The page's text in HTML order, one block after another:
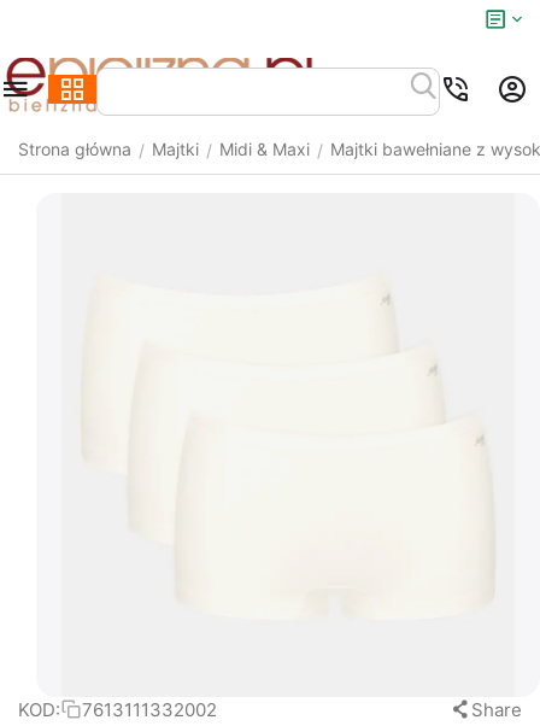
Strona główna / Majtki / Midi & Maxi / Majtki bawełniane z
KOD: 7613111332002 Share